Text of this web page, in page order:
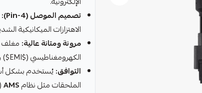
تصميم الموصل (4-Pin):
الاهتزازات الميكانيكية
مرونة ومتانة عالية: مغلف
الكهرومغناطيسي ($EMI$) وتتحمل الانحناءات المتكررة داخل مسارات الطابعة.
التوافق:يُستخدم بشكل
الملحقات مثل نظامAMS